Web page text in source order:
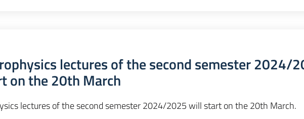
lectures of the second semester 2024/
on the 20th March
lectures of the second semester 2024/2025 will start on the 20th March.